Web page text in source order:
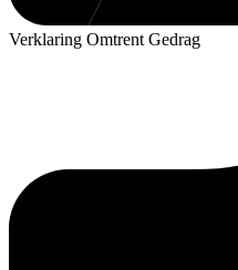
Verklaring Omtrent Gedrag